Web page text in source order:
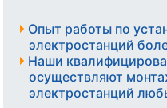
Опыт работы по
электростанций
Наши
осуществляют
электростанций